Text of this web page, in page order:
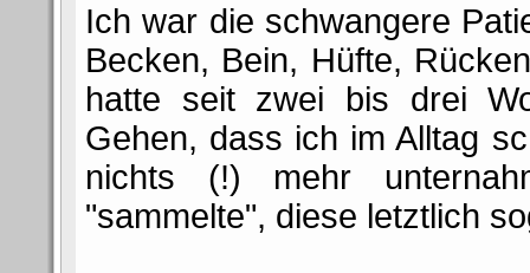
Ich war die schwangere
Becken, Bein, Hüfte,
hatte seit zwei bis drei
Gehen, dass ich im Alltag
nichts (!) mehr
"sammelte", diese letztlich